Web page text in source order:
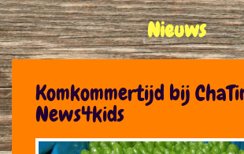
Nieuws
Komkommertijd bij
News4kids